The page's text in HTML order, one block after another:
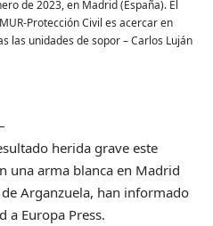
de 2023, en Madrid (España). El
Protección Civil es acercar en
las unidades de sopor– Carlos Luján
herida grave este
una arma blanca en Madrid
Arganzuela, han informado
a Europa Press.